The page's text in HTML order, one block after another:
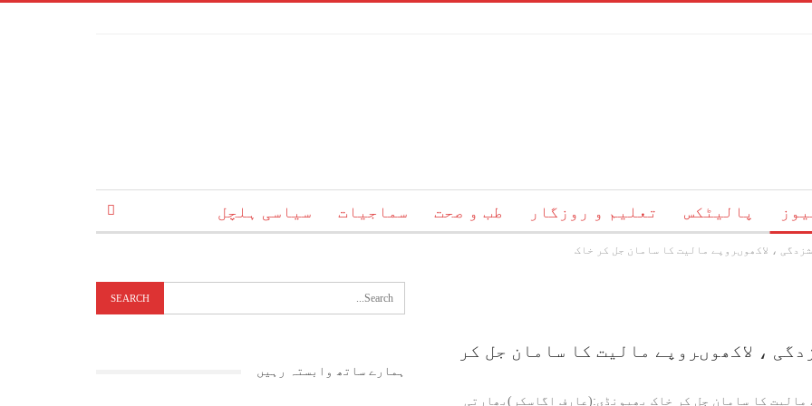
پالیٹکس تعلیم و روزگار طب و صحت سماجیات سیاسی ہلچل
ہمارے بارے میں رابطہ
، لاکھوںروپے مالیت کا سامان جل کر خاک
، لاکھوںروپے مالیت کا سامان جل کر
مالیت کا سامان جل کر خاک بھیونڈی:(عارِف اگاسکر)بھارتی
ہمارے ساتھ وابستہ رہیں